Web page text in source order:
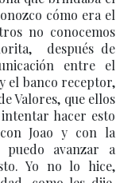
cómo era el
no conocemos
después de
entre el
el banco receptor,
Valores, que ellos
hacer esto
Joao y con la
avanzar a
Yo no lo hice,